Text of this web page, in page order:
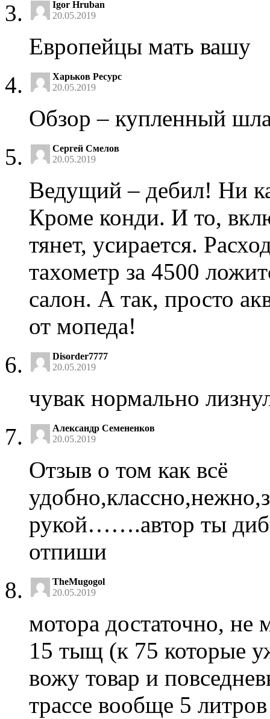
Igor Hruban
20.05.2019
Европейцы мать вашу
Харьков Ресурс
20.05.2019
Обзор – купленный
Сергей Смелов
20.05.2019
Ведущий – дебил! Ни
Кроме конди. И то,
тянет, усирается.
тахометр за 4500
салон. А так, просто
от мопеда!
Disorder7777
20.05.2019
чувак нормально
Александр Семененков
20.05.2019
Отзыв о том как всё
рукой…….автор ты
отпиши
TheMugogol
20.05.2019
мотора достаточно, не
15 тыщ (к 75 которые
вожу товар и
трассе вообще 5 литров